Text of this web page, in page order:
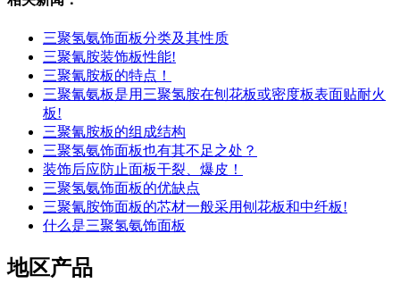
三聚氢氨饰面板分类及其性质
三聚氰胺装饰板性能!
三聚氰胺板的特点！
三聚氰氨板是用三聚氢胺在刨花板或密度板表面贴耐火
板!
三聚氰胺板的组成结构
三聚氢氨饰面板也有其不足之处？
装饰后应防止面板干裂、爆皮！
三聚氢氨饰面板的优缺点
三聚氰胺饰面板的芯材一般采用刨花板和中纤板!
什么是三聚氢氨饰面板
地区产品